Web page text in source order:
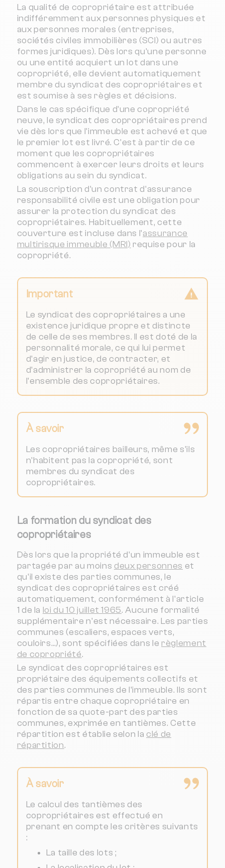
La qualité de copropriétaire est attribuée
indifféremment aux personnes physiques et
aux personnes morales (entreprises,
sociétés civiles immobilières (SCI) ou autres
formes juridiques). Dès lors qu'une personne
ou une entité acquiert un lot dans une
copropriété, elle devient automatiquement
membre du syndicat des copropriétaires et
est soumise à ses règles et décisions.
Dans le cas spécifique d'une copropriété
neuve, le syndicat des copropriétaires prend
vie dès lors que l'immeuble est achevé et que
le premier lot est livré. C'est à partir de ce
moment que les copropriétaires
commencent à exercer leurs droits et leurs
obligations au sein du syndicat.
La souscription d'un contrat d'assurance
responsabilité civile est une obligation pour
assurer la protection du syndicat des
copropriétaires. Habituellement, cette
couverture est incluse dans l'assurance
multirisque immeuble (MRI) requise pour la
copropriété.
Important
Le syndicat des copropriétaires a une
existence juridique propre et distincte
de celle de ses membres. Il est doté de la
personnalité morale, ce qui lui permet
d'agir en justice, de contracter, et
d'administrer la copropriété au nom de
l'ensemble des copropriétaires.
À savoir
Les copropriétaires bailleurs, même s'ils
n'habitent pas la copropriété, sont
membres du syndicat des
copropriétaires.
La formation du syndicat des
copropriétaires
Dès lors que la propriété d'un immeuble est
partagée par au moins deux personnes et
qu'il existe des parties communes, le
syndicat des copropriétaires est créé
automatiquement, conformément à l'article
1 de la loi du 10 juillet 1965. Aucune formalité
supplémentaire n'est nécessaire. Les parties
communes (escaliers, espaces verts,
couloirs…), sont spécifiées dans le règlement
de copropriété.
Le syndicat des copropriétaires est
propriétaire des équipements collectifs et
des parties communes de l'immeuble. Ils sont
répartis entre chaque copropriétaire en
fonction de sa quote-part des parties
communes, exprimée en tantièmes. Cette
répartition est établie selon la clé de
répartition.
À savoir
Le calcul des tantièmes des
copropriétaires est effectué en
prenant en compte les critères suivants
:
La taille des lots ;